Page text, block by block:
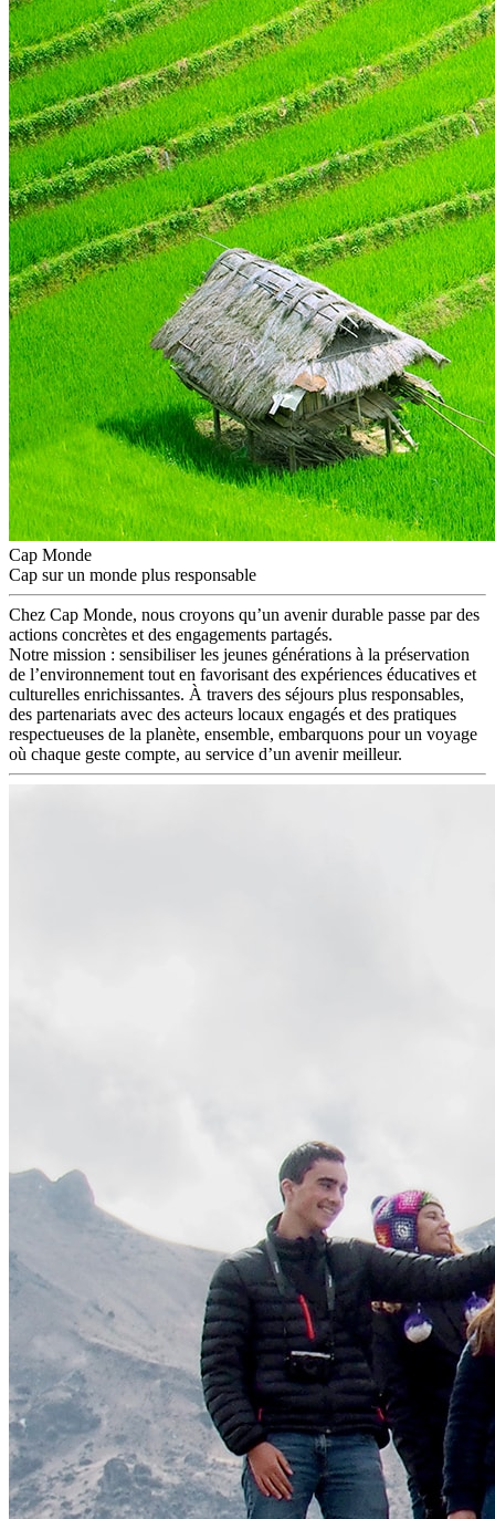
Cap Monde
Cap sur un monde plus responsable
Chez Cap Monde, nous croyons qu’un avenir durable passe par des
actions concrètes et des engagements partagés.
Notre mission : sensibiliser les jeunes générations à la préservation
de l’environnement tout en favorisant des expériences éducatives et
culturelles enrichissantes. À travers des séjours plus responsables,
des partenariats avec des acteurs locaux engagés et des pratiques
respectueuses de la planète, ensemble, embarquons pour un voyage
où chaque geste compte, au service d’un avenir meilleur.